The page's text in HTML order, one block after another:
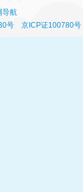
导航
号 京ICP证100780号